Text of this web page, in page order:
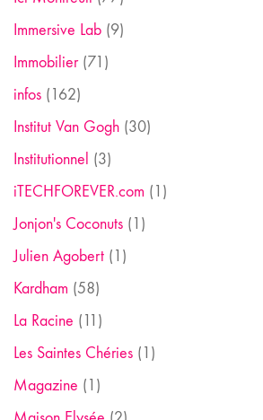
Immersive Lab (9)
Immobilier(71)
infos (162)
Institut Van Gogh (30)
Institutionnel (3)
iTECHFOREVER.com (1)
Jonjon's Coconuts (1)
Julien Agobert (1)
Kardham (58)
La Racine (11)
Les Saintes Chéries (1)
Magazine (1)